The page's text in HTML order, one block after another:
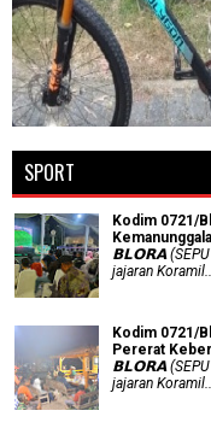
SPORT
Kodim 0721/
𝗕𝗟𝗢𝗥𝗔
jajaran Koramil...
Kodim 0721/
Pererat
𝗕𝗟𝗢𝗥𝗔
jajaran Koramil...